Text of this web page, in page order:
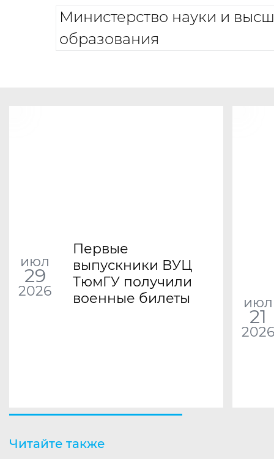
Министерство науки и
образования
июл
29
2026
Первые
выпускники ВУЦ
ТюмГУ получили
военные билеты
июл
21
2026
Читайте также